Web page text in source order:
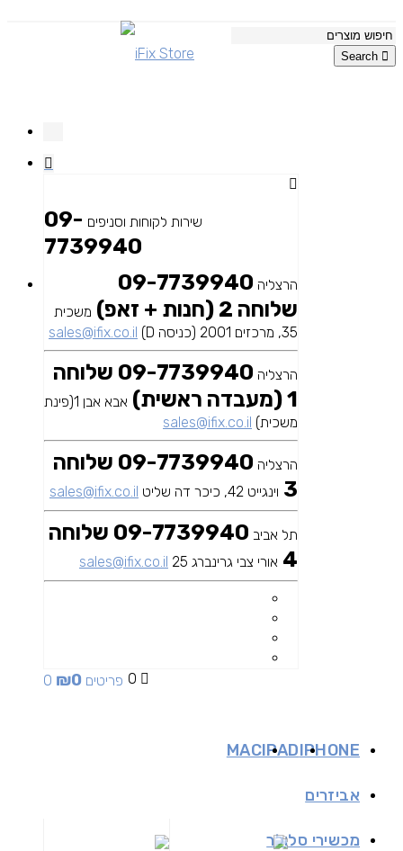
Search
שירות לקוחות וסניפים 09-
7739940
הרצליה 09-7739940
שלוחה 2 (חנות + זאפ)
משכית
35, מרכזים 2001 (כניסה D)
sales@ifix.co.il
הרצליה
09-7739940 שלוחה
1 (מעבדה ראשית)
אבא אבן 1(פינת
משכית) sales@ifix.co.il
הרצליה
09-7739940 שלוחה
3 וינגייט 42, כיכר דה שליט sales@ifix.co.il
תל אביב
09-7739940 שלוחה
4 אורי צבי גרינברג 25 sales@ifix.co.il
0 0 פריטים ₪0
IPHONE
IPAD
MAC
אביזרים
מכשירי סלולר